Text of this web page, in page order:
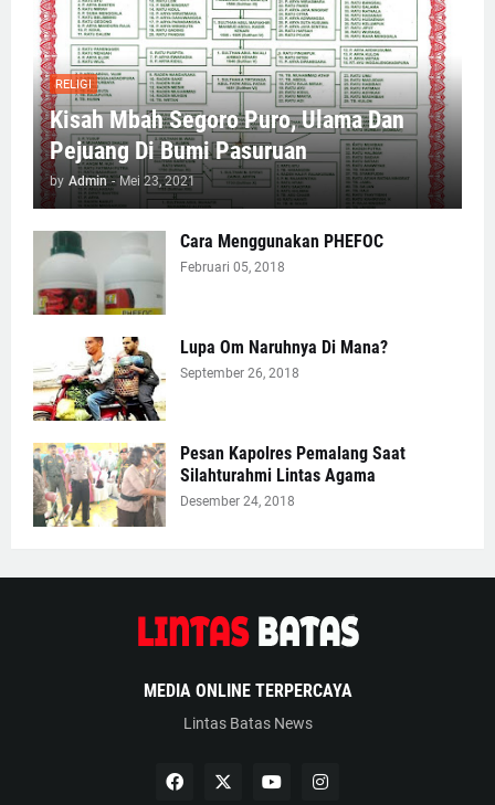
RELIGI
Kisah Mbah Segoro Puro, Ulama Dan
Pejuang Di Bumi Pasuruan
by Admin - Mei 23, 2021
Cara Menggunakan PHEFOC
Februari 05, 2018
Lupa Om Naruhnya Di Mana?
September 26, 2018
Pesan Kapolres Pemalang Saat
Silahturahmi Lintas Agama
Desember 24, 2018
MEDIA ONLINE TERPERCAYA
Lintas Batas News